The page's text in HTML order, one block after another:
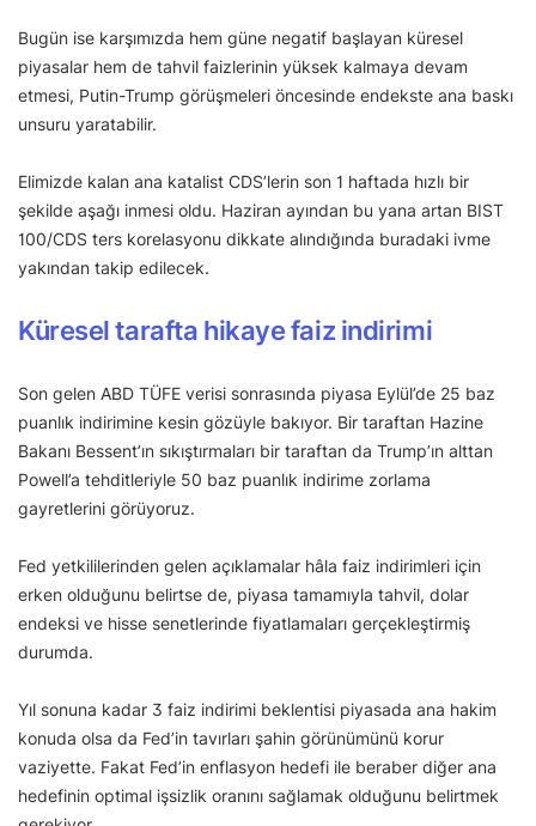
Bugün ise karşımızda hem güne negatif başlayan küresel
piyasalar hem de tahvil faizlerinin yüksek kalmaya devam
etmesi, Putin-Trump görüşmeleri öncesinde endekste ana baskı
unsuru yaratabilir.
Elimizde kalan ana katalist CDS’lerin son 1 haftada hızlı bir
şekilde aşağı inmesi oldu. Haziran ayından bu yana artan BIST
100/CDS ters korelasyonu dikkate alındığında buradaki ivme
yakından takip edilecek.
Küresel tarafta hikaye faiz indirimi
Son gelen ABD TÜFE verisi sonrasında piyasa Eylül’de 25 baz
puanlık indirimine kesin gözüyle bakıyor. Bir taraftan Hazine
Bakanı Bessent’ın sıkıştırmaları bir taraftan da Trump’ın alttan
Powell’a tehditleriyle 50 baz puanlık indirime zorlama
gayretlerini görüyoruz.
Fed yetkililerinden gelen açıklamalar hâla faiz indirimleri için
erken olduğunu belirtse de, piyasa tamamıyla tahvil, dolar
endeksi ve hisse senetlerinde fiyatlamaları gerçekleştirmiş
durumda.
Yıl sonuna kadar 3 faiz indirimi beklentisi piyasada ana hakim
konuda olsa da Fed’in tavırları şahin görünümünü korur
vaziyette. Fakat Fed’in enflasyon hedefi ile beraber diğer ana
hedefinin optimal işsizlik oranını sağlamak olduğunu belirtmek